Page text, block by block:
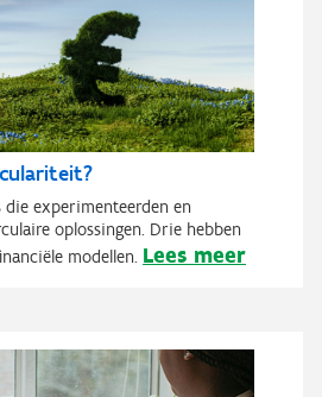
experimenteerden en
oplossingen. Drie hebben
modellen. Lees meer